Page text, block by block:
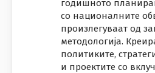
годишното
со националните
произлегуваат од
методологија.
политиките,
и проектите со